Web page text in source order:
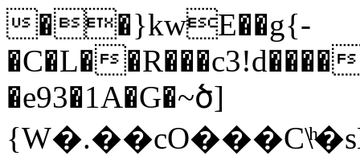
��}kwE��g{-
�C�L�
�e93�1A�G�~ծ]